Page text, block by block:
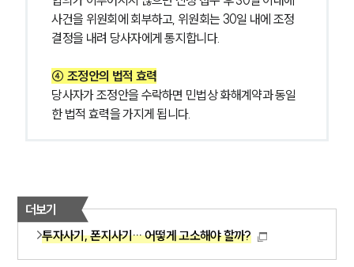
사건을 위원회에 회부하고, 위원회는 30일 내에 조정
결정을 내려 당사자에게 통지합니다.
④ 조정안의 법적 효력
당사자가 조정안을 수락하면 민법상 화해계약과 동일
한 법적 효력을 가지게 됩니다.
더보기
투자사기, 폰지사기… 어떻게 고소해야 할까?